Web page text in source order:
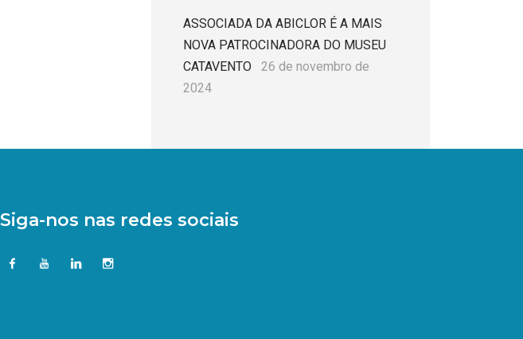
ASSOCIADA DA ABICLOR É A MAIS
NOVA PATROCINADORA DO MUSEU
CATAVENTO
26 de novembro de
2024
Siga-nos nas redes sociais